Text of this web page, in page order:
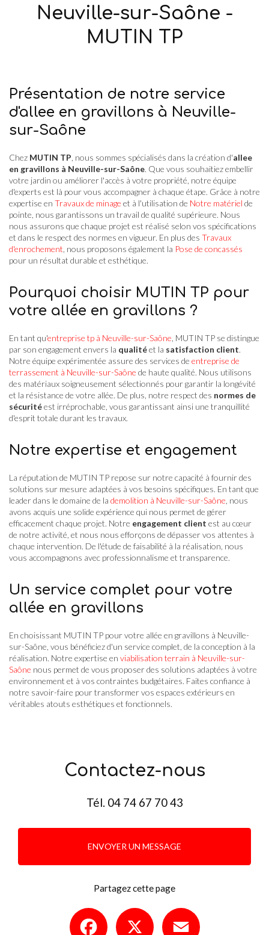
Neuville-sur-Saône -
MUTIN TP
Présentation de notre service
d'allee en gravillons à Neuville-
sur-Saône
Chez MUTIN TP , nous sommes spécialisés dans la création d'allee
en gravillons à Neuville-sur-Saône. Que vous souhaitiez embellir
votre jardin ou améliorer l'accès à votre propriété, notre équipe
d'experts est là pour vous accompagner à chaque étape. Grâce à notre
expertise en Travaux de minage et à l'utilisation de Notre matériel de
pointe, nous garantissons un travail de qualité supérieure. Nous
nous assurons que chaque projet est réalisé selon vos spécifications
et dans le respect des normes en vigueur. En plus des Travaux
d'enrochement , nous proposons également la Pose de concassés
pour un résultat durable et esthétique.
Pourquoi choisir MUTIN TP pour
votre allée en gravillons ?
En tant qu'entreprise tp à Neuville-sur-Saône , MUTIN TP se distingue
par son engagement envers la qualitéet la satisfaction client.
Notre équipe expérimentée assure des services de entreprise de
terrassement à Neuville-sur-Saône de haute qualité. Nous utilisons
des matériaux soigneusement sélectionnés pour garantir la longévité
et la résistance de votre allée. De plus, notre respect des normes de
sécuritéest irréprochable, vous garantissant ainsi une tranquillité
d'esprit totale durant les travaux.
Notre expertise et engagement
La réputation de MUTIN TP repose sur notre capacité à fournir des
solutions sur mesure adaptées à vos besoins spécifiques. En tant que
leader dans le domaine de la demolition à Neuville-sur-Saône , nous
avons acquis une solide expérience qui nous permet de gérer
efficacement chaque projet. Notre engagement client est au cœur
de notre activité, et nous nous efforçons de dépasser vos attentes à
chaque intervention. De l'étude de faisabilité à la réalisation, nous
vous accompagnons avec professionnalisme et transparence.
Un service complet pour votre
allée en gravillons
En choisissant MUTIN TP pour votre allée en gravillons à Neuville-
sur-Saône, vous bénéficiez d'un service complet, de la conception à la
réalisation. Notre expertise en viabilisation terrain à Neuville-sur-
Saône nous permet de vous proposer des solutions adaptées à votre
environnement et à vos contraintes budgétaires. Faites confiance à
notre savoir-faire pour transformer vos espaces extérieurs en
véritables atouts esthétiques et fonctionnels.
Contactez-nous
Tél. 04 74 67 70 43
ENVOYER UN MESSAGE
Partagez cette page
Facebook